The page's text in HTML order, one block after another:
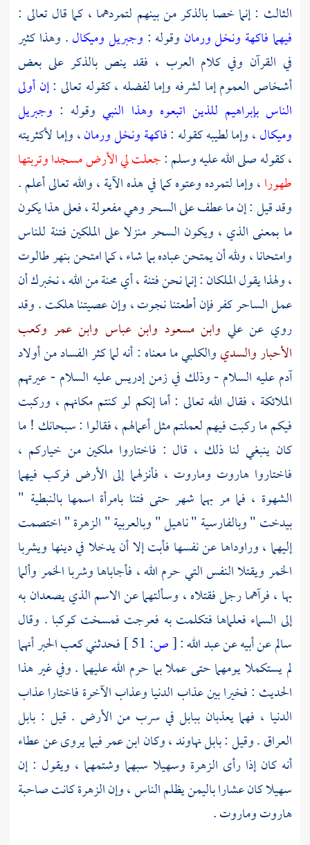
الثالث : إنما خصا بالذكر من بينهم لتمردهما ، كما قال تعالى :
فيهما فاكهة ونخل ورمان وقوله : وجبريل وميكال. وهذا كثير
في القرآن وفي كلام العرب ، فقد ينص بالذكر على بعض
أشخاص العموم إما لشرفه وإما لفضله ، كقوله تعالى :إن أولى
الناس بإبراهيم للذين اتبعوه وهذا النبي وقوله : وجبريل
وميكال، وإما لطيبه كقوله :فاكهة ونخل ورمان، وإما لأكثريته
، كقوله صلى الله عليه وسلم :جعلت لي الأرض مسجدا وتربتها
طهورا، وإما لتمرده وعتوه كما في هذه الآية ، والله تعالى أعلم .
وقد قيل : إن ما عطف على السحر وهي مفعولة ، فعلى هذا يكون
ما بمعنى الذي ، ويكون السحر منزلا على الملكين فتنة للناس
وامتحانا ، ولله أن يمتحن عباده بما شاء ، كما امتحن بنهر طالوت
، ولهذا يقول الملكان : إنما نحن فتنة ، أي محنة من الله ، نخبرك أن
عمل الساحر كفر فإن أطعتنا نجوت ، وإن عصيتنا هلكت . وقد
روي عنعلي وابن مسعود وابن عباس وابن عمر وكعب
الأحباروالسديوالكلبيما معناه : أنه لما كثر الفساد من أولاد
آدمعليه السلام - وذلك في زمنإدريسعليه السلام - عيرتهم
الملائكة ، فقال الله تعالى : أما إنكم لو كنتم مكانهم ، وركبت
فيكم ما ركبت فيهم لعملتم مثل أعمالهم ، فقالوا : سبحانك ! ما
كان ينبغي لنا ذلك ، قال : فاختاروا ملكين من خياركم ،
فاختارواهاروت وماروت ، فأنزلهما إلى الأرض فركب فيهما
الشهوة ، فما مر بهما شهر حتى فتنا بامرأة اسمها بالنبطية "
بيدخت" وبالفارسية "ناهيل" وبالعربية "الزهرة" اختصمت
إليهما ، وراوداها عن نفسها فأبت إلا أن يدخلا في دينها ويشربا
الخمر ويقتلا النفس التي حرم الله ، فأجاباها وشربا الخمر وألما
بها ، فرآهما رجل فقتلاه ، وسألتهما عن الاسم الذي يصعدان به
إلى السماء فعلماها فتكلمت به فعرجت فمسخت كوكبا . وقال
سالمعن أبيه عنعبد الله:
[ص: فحدثنيكعبالحبر أنهما
لم يستكملا يومهما حتى عملا بما حرم الله عليهما . وفي غير هذا
الحديث : فخيرا بين عذاب الدنيا وعذاب الآخرة فاختارا عذاب
الدنيا ، فهما يعذبان ببابل في سرب من الأرض . قيل : بابل
العراق. وقيل :بابل نهاوند، وكانابن عمرفيما يروى عنعطاء
أنه كان إذا رأى الزهرة وسهيلا سبهما وشتمهما ، ويقول : إن
سهيلا كان عشاراباليمنيظلم الناس ، وإنالزهرةكانت صاحبة
هاروتوماروت.